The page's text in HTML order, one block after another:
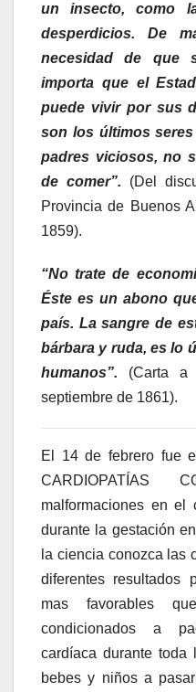
un insecto, como
desperdicios. De
necesidad de que
importa que el
puede vivir por sus
son los últimos
padres viciosos, no
de comer”. (Del
Provincia de Buenos
1859).
“No trate de
Éste es un abono
país. La sangre de
bárbara y ruda, es lo
humanos”. (Carta a
septiembre de 1861).
El 14 de febrero fue
CARDIOPATÍAS
malformaciones en el
durante la gestación
la ciencia conozca las
diferentes resultados
mas favorables
condicionados a
cardíaca durante
bebes y niños a